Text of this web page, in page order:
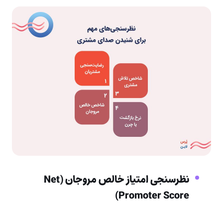
نظرسنجی امتیاز خالص مروجان (Net
Promoter Score)